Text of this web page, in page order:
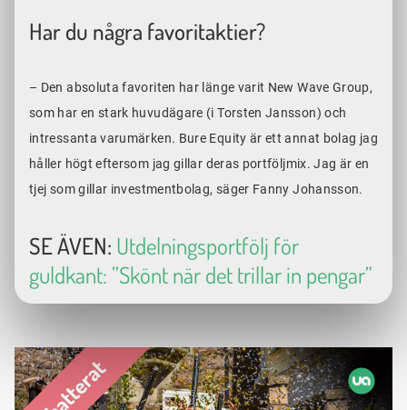
Har du några favoritaktier?
– Den absoluta favoriten har länge varit New Wave Group,
som har en stark huvudägare (i Torsten Jansson) och
intressanta varumärken. Bure Equity är ett annat bolag jag
håller högt eftersom jag gillar deras portföljmix. Jag är en
tjej som gillar investmentbolag, säger Fanny Johansson.
SE ÄVEN: Utdelningsportfölj för
guldkant: ”Skönt när det trillar in pengar”